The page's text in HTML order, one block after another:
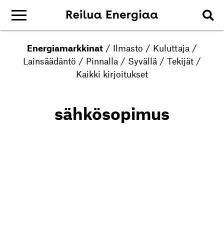
Energiamarkkinat / Ilmasto / Kuluttaja /
Lainsäädäntö / Pinnalla / Syvällä / Tekijät /
Kaikki kirjoitukset
sähkösopimus